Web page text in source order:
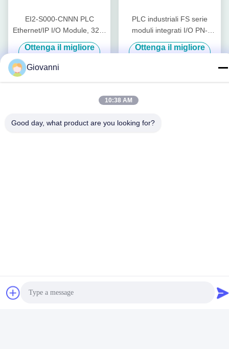
EI2-S000-CNNN PLC
Ethernet/IP I/O Module, 32DI
Input bidirezionale,
certificato RoHS,
automazione industriale
Ottenga il migliore
PLC industriali FS serie
moduli integrati I/O PN-
HH00-C0NN per una
maggiore produttività
Ottenga il migliore
Giovanni
10:38 AM
Good day, what product are you looking for?